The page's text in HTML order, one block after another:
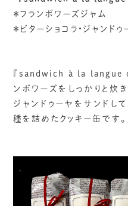
＊フランボワーズジャム
＊ビターショコラ•ジャンドゥ
『sandwich à la langue
ンボワーズをしっかりと炊
ジャンドゥーヤをサンドし
種を詰めたクッキー缶です。